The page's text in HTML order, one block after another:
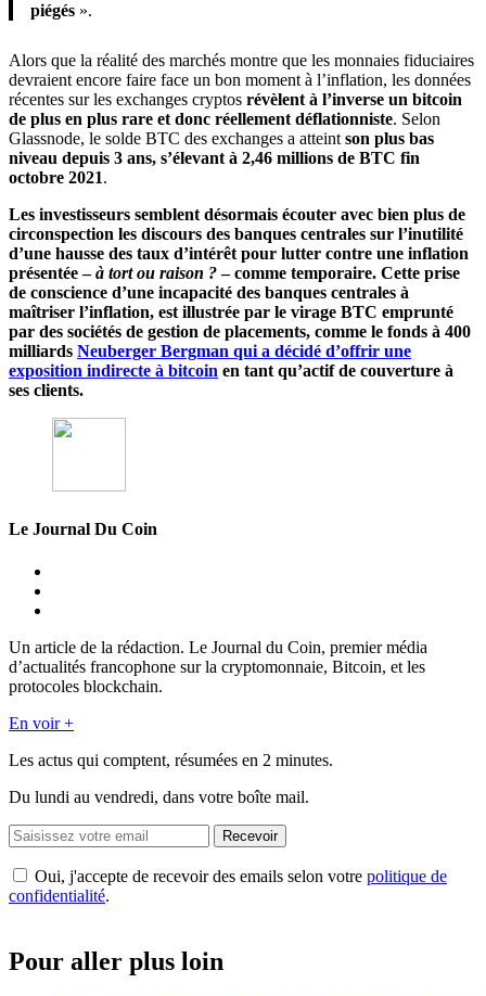
piégés ».
Alors que la réalité des marchés montre que les monnaies fiduciaires
devraient encore faire face un bon moment à l’inflation, les données
récentes sur les exchanges cryptos révèlent à l’inverse un bitcoin
de plus en plus rare et donc réellement déflationniste. Selon
Glassnode, le solde BTC des exchanges a atteintson plus bas
niveau depuis 3 ans, s’élevant à 2,46 millions de BTC fin
octobre 2021.
Les investisseurs semblent désormais écouter avec bien plus de
circonspection les discours des banques centrales sur l’inutilité
d’une hausse des taux d’intérêt pour lutter contre une inflation
présentée –à tort ou raison ?– comme temporaire. Cette prise
de conscience d’une incapacité des banques centrales à
maîtriser l’inflation, est illustrée par le virage BTC emprunté
par des sociétés de gestion de placements, comme le fonds à 400
milliards Neuberger Bergman qui a décidé d’offrir une
exposition indirecte à bitcoin en tant qu’actif de couverture à
ses clients.
Le Journal Du Coin
Un article de la rédaction. Le Journal du Coin, premier média
d’actualités francophone sur la cryptomonnaie, Bitcoin, et les
protocoles blockchain.
En voir +
Les actus qui comptent, résumées en 2 minutes.
Du lundi au vendredi, dans votre boîte mail.
Recevoir
Oui, j'accepte de recevoir des emails selon votre politique de
confidentialité.
Pour aller plus loin